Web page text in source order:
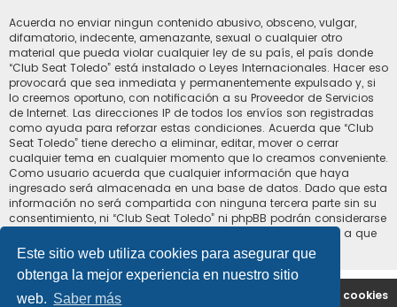
Este sitio web utiliza cookies para asegurar que
obtenga la mejor experiencia en nuestro sitio
web. Saber más
Acuerda no enviar ningun contenido abusivo, obsceno, vulgar,
difamatorio, indecente, amenazante, sexual o cualquier otro
material que pueda violar cualquier ley de su país, el país donde
“Club Seat Toledo” está instalado o Leyes Internacionales. Hacer eso
provocará que sea inmediata y permanentemente expulsado y, si
lo creemos oportuno, con notificación a su Proveedor de Servicios
de Internet. Las direcciones IP de todos los envíos son registradas
como ayuda para reforzar estas condiciones. Acuerda que “Club
Seat Toledo” tiene derecho a eliminar, editar, mover o cerrar
cualquier tema en cualquier momento que lo creamos conveniente.
Como usuario acuerda que cualquier información que haya
ingresado será almacenada en una base de datos. Dado que esta
información no será compartida con ninguna tercera parte sin su
consentimiento, ni “Club Seat Toledo” ni phpBB podrán considerarse
responsables por cualquier intento de hacking que conlleve a que
los datos sean comprometidos.
Portal Índice general Borrar cookies